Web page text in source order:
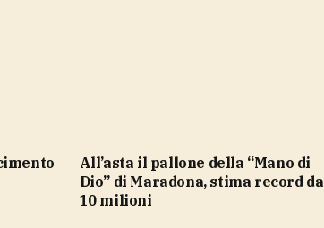
All’asta il pallone della “Mano di
Dio” di Maradona, stima record da
10 milioni